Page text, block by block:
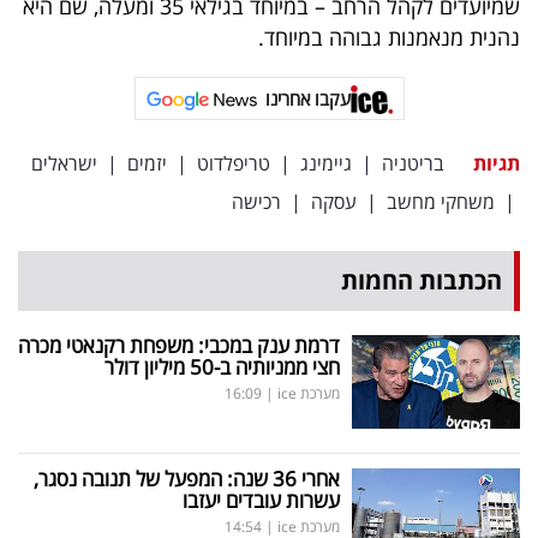
שמיועדים לקהל הרחב – במיוחד בגילאי 35 ומעלה, שם היא
נהנית מנאמנות גבוהה במיוחד.
עקבו אחרינו
תגיות בריטניה | גיימינג | טריפלדוט | יזמים | ישראלים
| משחקי מחשב | עסקה | רכישה
הכתבות החמות
דרמת ענק במכבי: משפחת רקנאטי מכרה
חצי ממניותיה ב-50 מיליון דולר
מערכת ice |
16:09
אחרי 36 שנה: המפעל של תנובה נסגר,
עשרות עובדים יעזבו
מערכת ice |
14:54